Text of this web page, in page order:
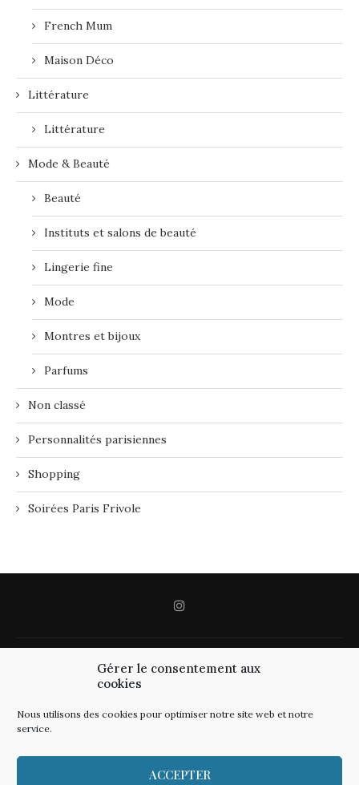
Gérer le consentement aux
cookies
Nous utilisons des cookies pour optimiser notre site web et notre
service.
ACCEPTER
French Mum
Maison Déco
Littérature
Littérature
Mode & Beauté
Beauté
Instituts et salons de beauté
Lingerie fine
Mode
Montres et bijoux
Parfums
Non classé
Personnalités parisiennes
Shopping
Soirées Paris Frivole